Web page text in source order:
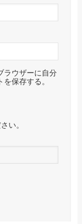
ラウザーに自分
保存する。
い。